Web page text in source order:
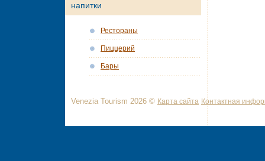
напитки
Рестораны
Пиццерий
Бары
Venezia Tourism 2026 © Карта сайта Контактная